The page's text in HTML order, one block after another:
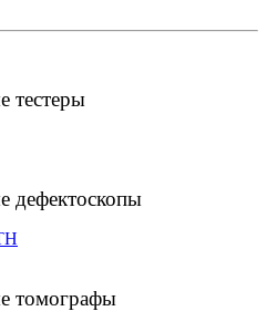
тестеры
дефектоскопы
томографы